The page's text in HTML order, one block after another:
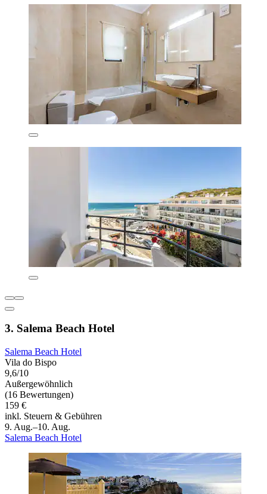
3. Salema Beach Hotel
Salema Beach Hotel
Vila do Bispo
9,6/10
Außergewöhnlich
(16 Bewertungen)
159 €
inkl. Steuern & Gebühren
9. Aug.–10. Aug.
Salema Beach Hotel